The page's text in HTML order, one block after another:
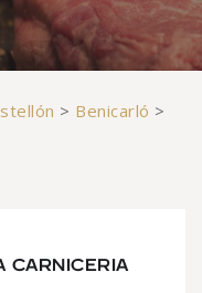
> Benicarló >
CARNICERIA